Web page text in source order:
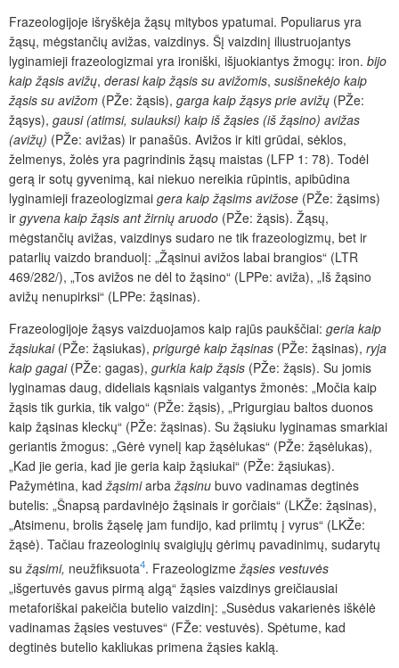
Frazeologijoje išryškėja žąsų mitybos ypatumai. Populiarus yra
žąsų, mėgstančių avižas, vaizdinys. Šį vaizdinį iliustruojantys
lyginamieji frazeologizmai yra ironiški, išjuokiantys žmogų: iron. bijo
kaip žąsis avižų, derasi kaip žąsis su avižomis, susišnekėjo kaip
žąsis su avižom (PŽe: žąsis), garga kaip žąsys prie avižų (PŽe:
žąsys), gausi (atimsi, sulauksi) kaip iš žąsies (iš žąsino) avižas
(avižų) (PŽe: avižas) ir panašūs. Avižos ir kiti grūdai, sėklos,
želmenys, žolės yra pagrindinis žąsų maistas (LFP 1: 78). Todėl
gerą ir sotų gyvenimą, kai niekuo nereikia rūpintis, apibūdina
lyginamieji frazeologizmai gera kaip žąsims avižose (PŽe: žąsims)
ir gyvena kaip žąsis ant žirnių aruodo (PŽe: žąsis). Žąsų,
mėgstančių avižas, vaizdinys sudaro ne tik frazeologizmų, bet ir
patarlių vaizdo branduolį: „Žąsinui avižos labai brangios“ (LTR
469/282/), „Tos avižos ne dėl to žąsino“ (LPPe: aviža), „Iš žąsino
avižų nenupirksi“ (LPPe: žąsinas).
Frazeologijoje žąsys vaizduojamos kaip rajūs paukščiai: geria kaip
žąsiukai (PŽe: žąsiukas), prigurgė kaip žąsinas (PŽe: žąsinas), ryja
kaip gagai (PŽe: gagas), gurkia kaip žąsis (PŽe: žąsis). Su jomis
lyginamas daug, dideliais kąsniais valgantys žmonės: „Močia kaip
žąsis tik gurkia, tik valgo“ (PŽe: žąsis), „Prigurgiau baltos duonos
kaip žąsinas kleckų“ (PŽe: žąsinas). Su žąsiuku lyginamas smarkiai
geriantis žmogus: „Gėrė vynelį kap žąsėlukas“ (PŽe: žąsėlukas),
„Kad jie geria, kad jie geria kaip žąsiukai“ (PŽe: žąsiukas).
Pažymėtina, kadžąsimiarbažąsinu buvo vadinamas degtinės
butelis: „Šnapsą pardavinėjo žąsinais ir gorčiais“ (LKŽe: žąsinas),
„Atsimenu, brolis žąselę jam fundijo, kad priimtų į vyrus“ (LKŽe:
žąsė). Tačiau frazeologinių svaigiųjų gėrimų pavadinimų, sudarytų
su žąsimi, neužfiksuota4. Frazeologizme žąsies vestuvės
„išgertuvės gavus pirmą algą“ žąsies vaizdinys greičiausiai
metaforiškai pakeičia butelio vaizdinį: „Susėdus vakarienės iškėlė
vadinamas žąsies vestuves“ (FŽe: vestuvės). Spėtume, kad
degtinės butelio kakliukas primena žąsies kaklą.